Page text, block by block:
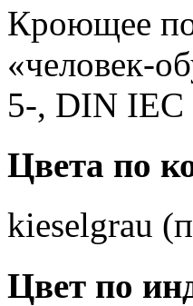
Кроющее
«человек-
5-, DIN IEC
Цвета по
kieselgrau
Цвет по